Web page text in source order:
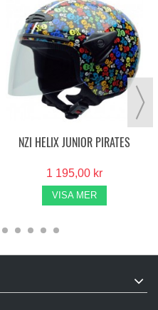
NZI HELIX JUNIOR PIRATES
1 195,00 kr
VISA MER